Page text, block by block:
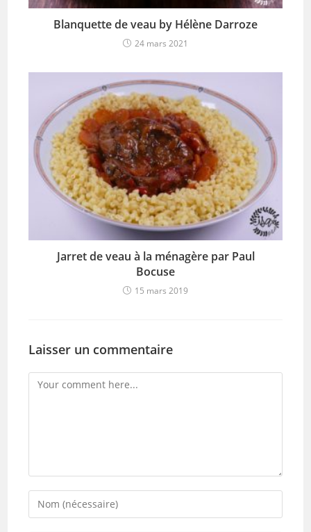
Blanquette de veau by Hélène Darroze
24 mars 2021
Jarret de veau à la ménagère par Paul
Bocuse
15 mars 2019
Laisser un commentaire